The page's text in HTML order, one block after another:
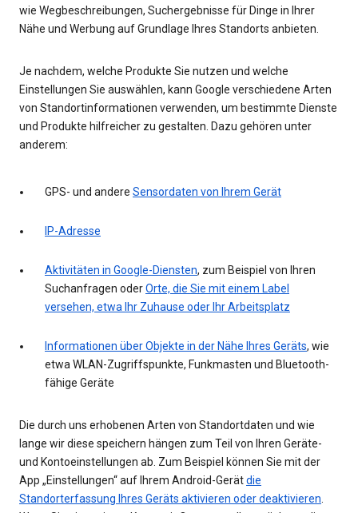
wie Wegbeschreibungen, Suchergebnisse für Dinge in Ihrer
Nähe und Werbung auf Grundlage Ihres Standorts anbieten.
Je nachdem, welche Produkte Sie nutzen und welche
Einstellungen Sie auswählen, kann Google verschiedene Arten
von Standortinformationen verwenden, um bestimmte Dienste
und Produkte hilfreicher zu gestalten. Dazu gehören unter
anderem:
GPS- und andere Sensordaten von Ihrem Gerät
IP-Adresse
Aktivitäten in Google-Diensten, zum Beispiel von Ihren
Suchanfragen oderOrte, die Sie mit einem Label
versehen, etwa Ihr Zuhause oder Ihr Arbeitsplatz
Informationen über Objekte in der Nähe Ihres Geräts, wie
etwa WLAN-Zugriffspunkte, Funkmasten und Bluetooth-
fähige Geräte
Die durch uns erhobenen Arten von Standortdaten und wie
lange wir diese speichern hängen zum Teil von Ihren Geräte-
und Kontoeinstellungen ab. Zum Beispiel können Sie mit der
App „Einstellungen“ auf Ihrem Android-Gerätdie
Standorterfassung Ihres Geräts aktivieren oder deaktivieren